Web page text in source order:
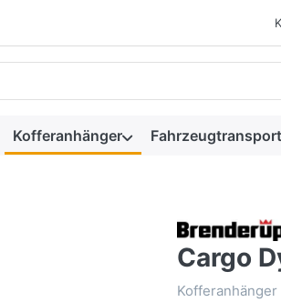
Während Sie tippen, erscheinen
Kofferanhänger
Cargo